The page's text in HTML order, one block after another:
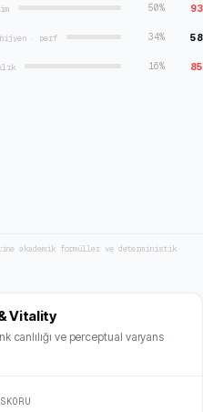
50% 93
· perf 34% 58
16% 85
akademik formüller ve deterministik
Vitality
canlılığı ve perceptual varyans